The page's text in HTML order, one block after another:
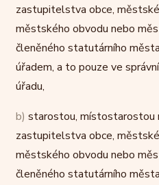
zastupitelstva obce,
městského obvodu nebo
členěného statutárního
úřadem, a to pouze ve
úřadu,
b) starostou, místostarostou
zastupitelstva obce,
městského obvodu nebo
členěného statutárního